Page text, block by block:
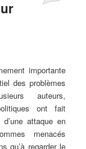
importante
des problèmes
auteurs,
ont fait
attaque en
menacés
qu’à regarder le